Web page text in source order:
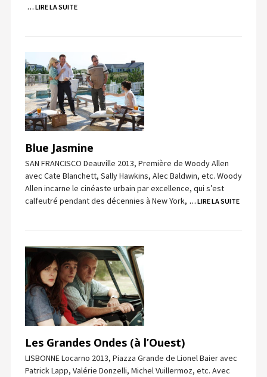
… LIRE LA SUITE
Blue Jasmine
SAN FRANCISCO Deauville 2013, Première de Woody Allen
avec Cate Blanchett, Sally Hawkins, Alec Baldwin, etc. Woody
Allen incarne le cinéaste urbain par excellence, qui s’est
calfeutré pendant des décennies à New York, … LIRE LA SUITE
Les Grandes Ondes (à l’Ouest)
LISBONNE Locarno 2013, Piazza Grande de Lionel Baier avec
Patrick Lapp, Valérie Donzelli, Michel Vuillermoz, etc. Avec